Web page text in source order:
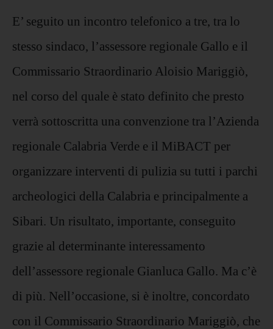
E’ seguito un incontro telefonico a tre, tra lo
stesso sindaco, l’assessore regionale Gallo e il
Commissario Straordinario Aloisio Mariggiò,
nel corso del quale è stato definito che presto
verrà sottoscritta una convenzione tra l’Azienda
regionale Calabria Verde e il MiBACT per
organizzare interventi di pulizia su tutti i parchi
archeologici della Calabria e principalmente a
Sibari. Un risultato, importante, conseguito
grazie al determinante interessamento
dell’assessore regionale Gianluca Gallo. Ma c’è
di più. Nell’occasione, si è inoltre, concordato
con il Commissario Straordinario Mariggiò, che